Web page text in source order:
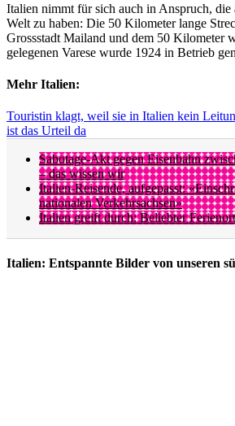
Italien nimmt für sich auch in Anspruch, die
Welt zu haben: Die 50 Kilometer lange
Grossstadt Mailand und dem 50 Kilometer
gelegenen Varese wurde 1924 in Betrieb
Mehr Italien:
Touristin klagt, weil sie in Italien kein
ist das Urteil da
Sabotage-Akt gegen Eisenbahn
– das wissen wir
Italien-Reisende, aufgepasst:
nationalen Verkehrsachsen»
Italien greift durch: Beliebter
Italien: Entspannte Bilder von unseren